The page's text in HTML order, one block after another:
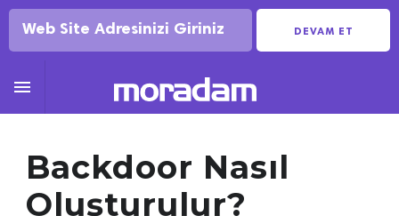
DEVAM ET

Backdoor Nasıl
Oluşturulur?